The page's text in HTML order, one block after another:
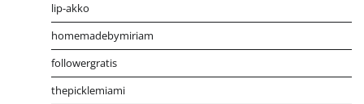
lip-akko
homemadebymiriam
followergratis
thepicklemiami